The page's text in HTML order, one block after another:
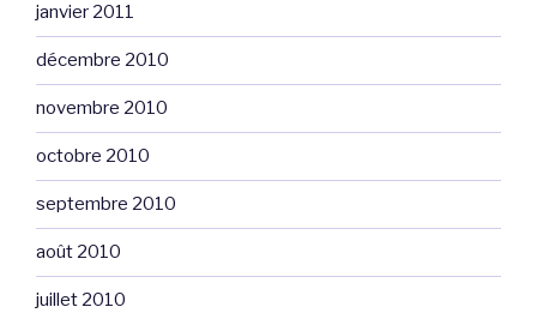
janvier 2011
décembre 2010
novembre 2010
octobre 2010
septembre 2010
août 2010
juillet 2010